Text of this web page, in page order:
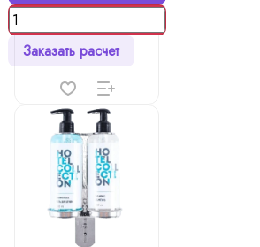
Заказать расчет